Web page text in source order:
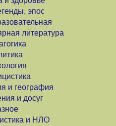
эпос
литература
и география
и досуг
и НЛО